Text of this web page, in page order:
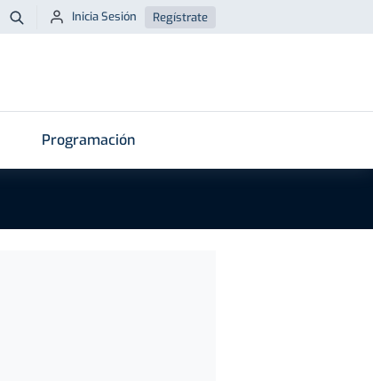
Buscar
Inicia Sesión Regístrate
Programación